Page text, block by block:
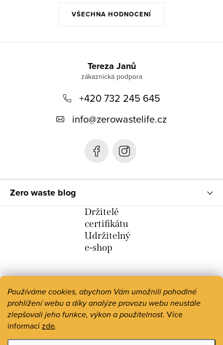
Používáme cookies, abychom Vám umožnili pohodlné
prohlížení webu a díky analýze provozu webu neustále
zlepšovali jeho funkce, výkon a použitelnost. Více
informacízde.
VŠECHNA HODNOCENÍ
Tereza Janů
+420 732 245 645
info@zerowastelife.cz
Zero waste blog
Držitelé
certifikátu
Udržitelný
e-shop